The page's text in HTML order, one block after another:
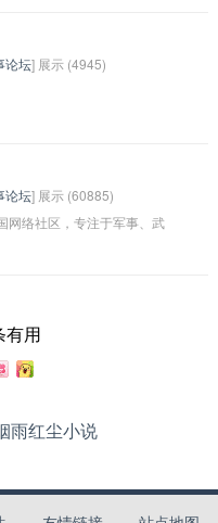
交流。新华网论坛也定期
动，引导网友们关注社会热
好地了解社会动态，共同
论坛] 展示 (4945)
论坛] 展示 (60885)
网络社区，专注于军事、武
讨论和交流。该社区汇集
事新闻、情报和分析报
们可以了解国防事务、军
有用
雨红尘小说